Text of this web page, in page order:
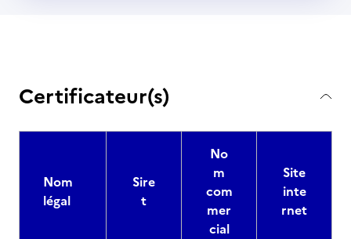
Certificateur(s)
Nom
légal
Sire
t
No
m
com
mer
cial
Site
inte
rnet